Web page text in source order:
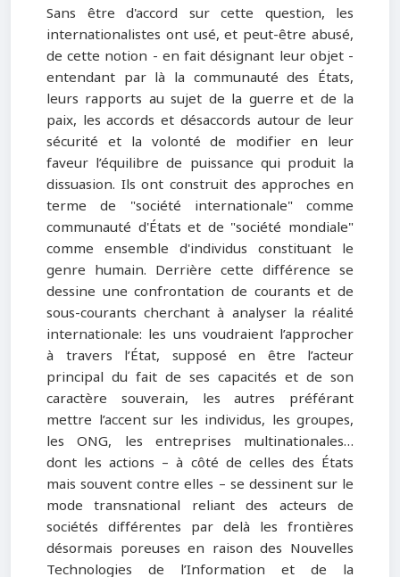
Sans être d'accord sur cette question, les
internationalistes ont usé, et peut-être abusé,
de cette notion - en fait désignant leur objet -
entendant par là la communauté des États,
leurs rapports au sujet de la guerre et de la
paix, les accords et désaccords autour de leur
sécurité et la volonté de modifier en leur
faveur l’équilibre de puissance qui produit la
dissuasion. Ils ont construit des approches en
terme de "société internationale" comme
communauté d'États et de "société mondiale"
comme ensemble d'individus constituant le
genre humain. Derrière cette différence se
dessine une confrontation de courants et de
sous-courants cherchant à analyser la réalité
internationale: les uns voudraient l’approcher
à travers l’État, supposé en être l’acteur
principal du fait de ses capacités et de son
caractère souverain, les autres préférant
mettre l’accent sur les individus, les groupes,
les ONG, les entreprises multinationales…
dont les actions – à côté de celles des États
mais souvent contre elles – se dessinent sur le
mode transnational reliant des acteurs de
sociétés différentes par delà les frontières
désormais poreuses en raison des Nouvelles
Technologies de l’Information et de la